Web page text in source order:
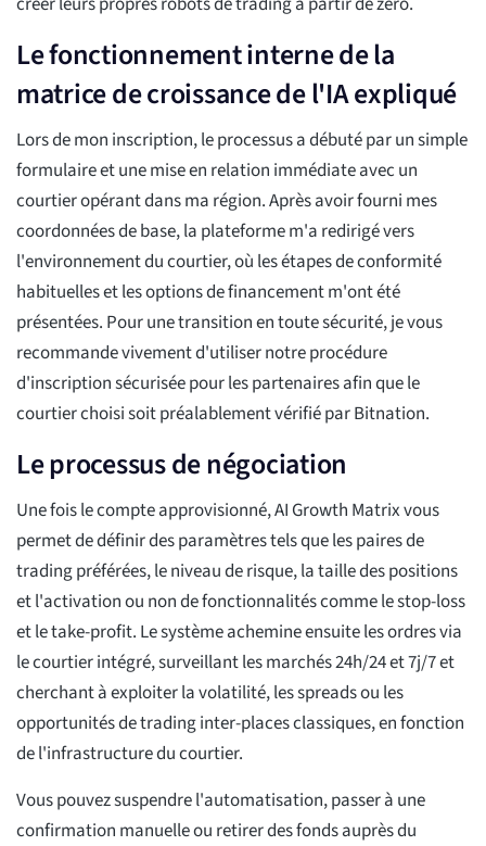
Le fonctionnement interne de la
matrice de croissance de l'IA expliqué
Lors de mon inscription, le processus a débuté par un simple
formulaire et une mise en relation immédiate avec un
courtier opérant dans ma région. Après avoir fourni mes
coordonnées de base, la plateforme m'a redirigé vers
l'environnement du courtier, où les étapes de conformité
habituelles et les options de financement m'ont été
présentées. Pour une transition en toute sécurité, je vous
recommande vivement d'utiliser notre procédure
d'inscription sécurisée pour les partenaires afin que le
courtier choisi soit préalablement vérifié par Bitnation.
Le processus de négociation
Une fois le compte approvisionné, AI Growth Matrix vous
permet de définir des paramètres tels que les paires de
trading préférées, le niveau de risque, la taille des positions
et l'activation ou non de fonctionnalités comme le stop-loss
et le take-profit. Le système achemine ensuite les ordres via
le courtier intégré, surveillant les marchés 24h/24 et 7j/7 et
cherchant à exploiter la volatilité, les spreads ou les
opportunités de trading inter-places classiques, en fonction
de l'infrastructure du courtier.
Vous pouvez suspendre l'automatisation, passer à une
confirmation manuelle ou retirer des fonds auprès du